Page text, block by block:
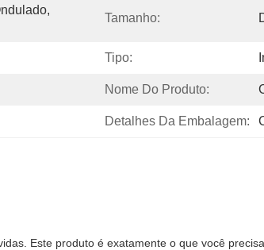
Tamanho:
Tipo:
Nome Do Produto:
Detalhes Da Embalagem:
Este produto é exatamente o que você